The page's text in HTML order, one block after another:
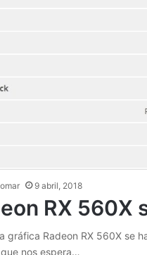
9 abril, 2018
RX 560X
gráfica Radeon RX 560X se
nos espera…